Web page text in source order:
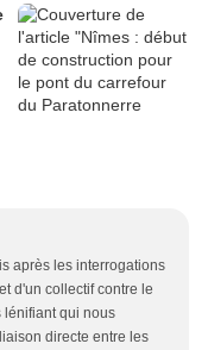
après les interrogations
d'un collectif contre le
lénifiant qui nous
directe entre les